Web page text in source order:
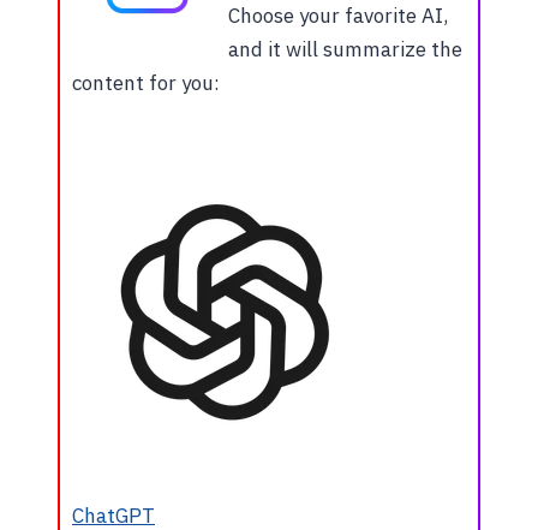
Choose your favorite AI,
and it will summarize the
content for you:
ChatGPT